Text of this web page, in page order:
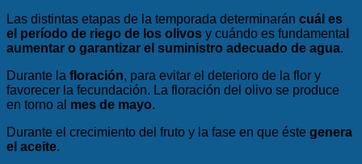
Las distintas etapas de la temporada determinarán cuál es
el período de riego de los olivos y cuándo es fundamenta
aumentar o garantizar el suministro adecuado de agua.
Durante la floración, para evitar el deterioro de la flor y
favorecer la fecundación. La floración del olivo se produce
en torno al mes de mayo.
Durante el crecimiento del fruto y la fase en que éste genera
el aceite.